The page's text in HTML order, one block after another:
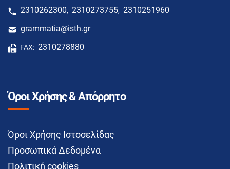
2310262300, 2310273755, 2310251960
grammatia@isth.gr
FAX: 2310278880
Όροι Χρήσης & Απόρρητο
Όροι Χρήσης Ιστοσελίδας
Προσωπικά Δεδομένα
Πολιτική cookies